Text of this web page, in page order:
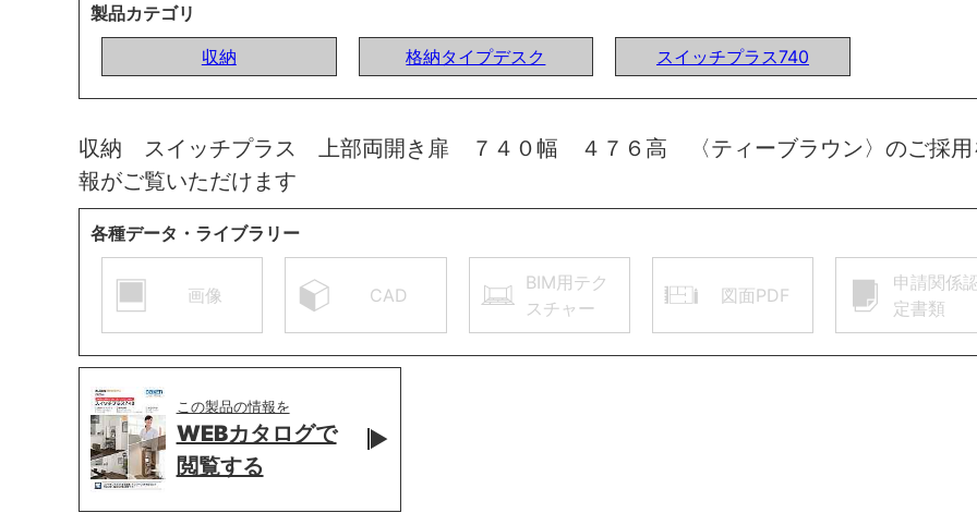
製品カテゴリ
収納
格納タイプデスク スイッチプラス740
収納 スイッチプラス 上部両開き扉 ７４０幅 ４７６高 〈ティーブラウン〉のご採用
報がご覧いただけます
各種データ・ライブラリー
画像 CAD
BIM用テク
スチャー
図面PDF
申請関係
定書類
この製品の情報を
WEBカタログで
閲覧する